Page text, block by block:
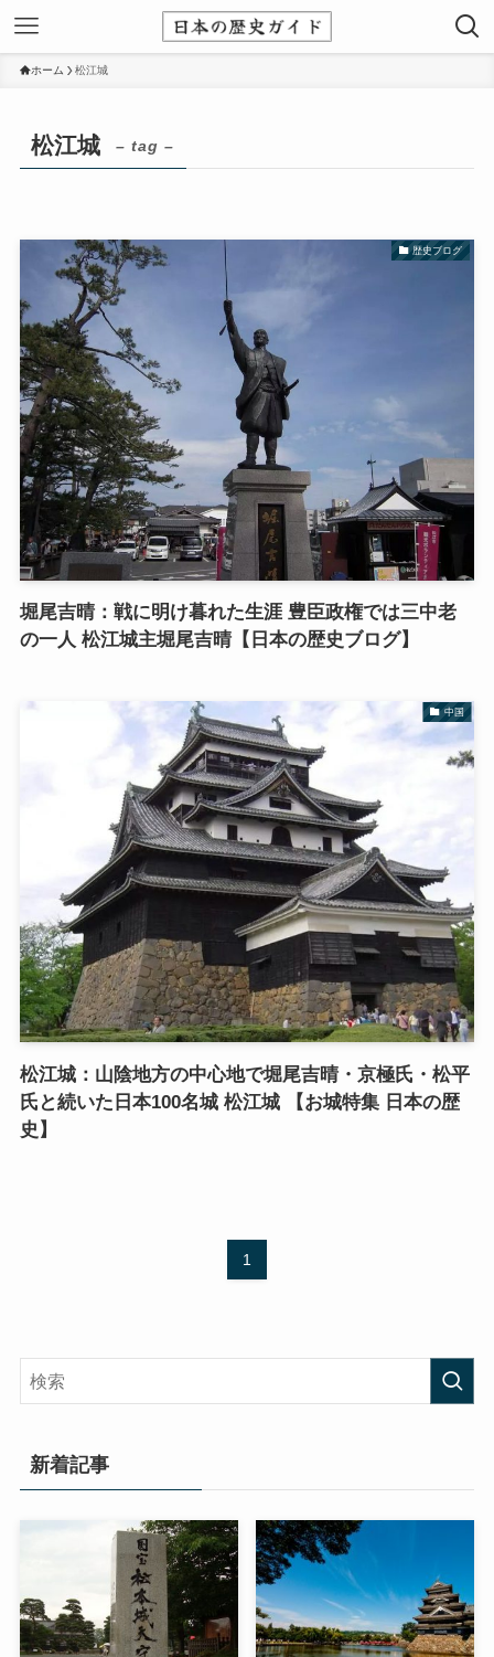
ホーム 松江城
松江城 – tag –
歴史ブログ
堀尾吉晴：戦に明け暮れた生涯 豊臣政権では三中老
の一人 松江城主堀尾吉晴【日本の歴史ブログ】
中国
松江城：山陰地方の中心地で堀尾吉晴・京極氏・松平
氏と続いた日本100名城 松江城 【お城特集 日本の歴
史】
1
新着記事